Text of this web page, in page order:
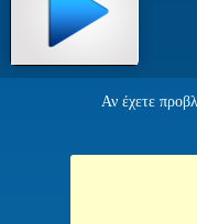
Αν έχετε